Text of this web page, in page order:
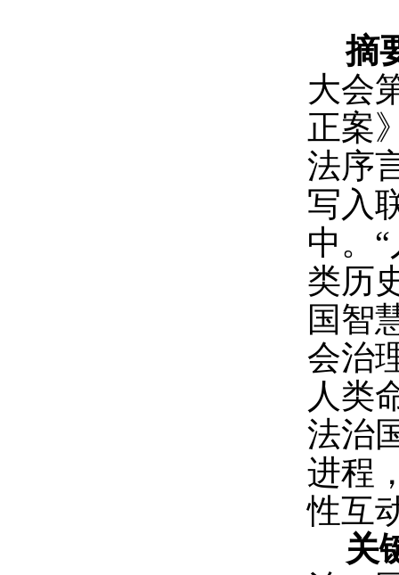
摘
大会
正案
法序
写入
中。
类历
国智
会治
人类
法治
进程
性互
关